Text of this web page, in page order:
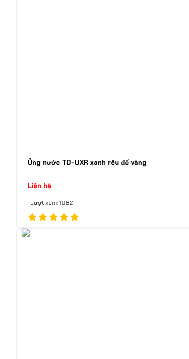
Ủng nước TD-UXR xanh rêu đế vàng
Liên hệ
Lượt xem: 1082